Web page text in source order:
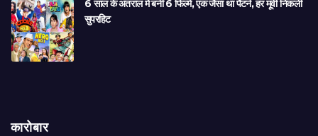
6 साल के अंतराल में बनीं 6 फिल्में, एक जैसा था पैटर्न, हर मूवी निकली
सुपरहिट
कारोबार